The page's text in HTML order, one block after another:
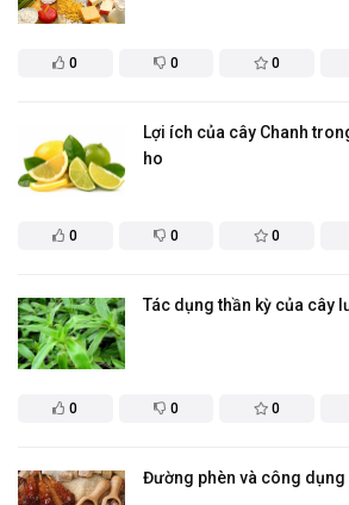
0 0 0
0 0 0
Lợi ích của cây Chanh
ho
0 0 0
Tác dụng thần kỳ của cây
Đường phèn và công